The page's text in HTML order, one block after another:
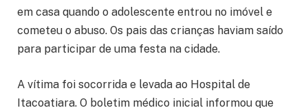
em casa quando o adolescente entrou no imóvel e
cometeu o abuso. Os pais das crianças haviam saído
para participar de uma festa na cidade.
A vítima foi socorrida e levada ao Hospital de
Itacoatiara. O boletim médico inicial informou que